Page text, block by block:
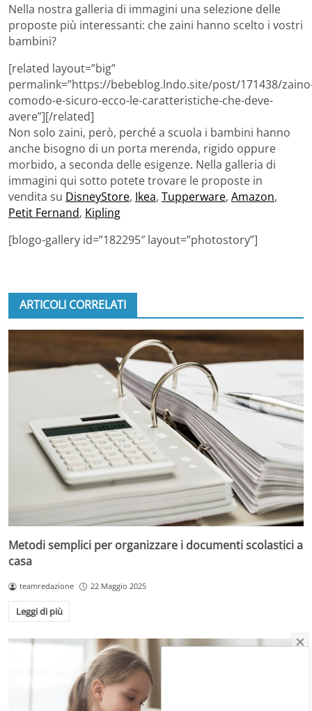
Nella nostra galleria di immagini una selezione delle
proposte più interessanti: che zaini hanno scelto i vostri
bambini?
[related layout=”big”
permalink=”https://bebeblog.lndo.site/post/171438/
comodo-e-sicuro-ecco-le-caratteristiche-che-deve-
avere”][/related]
Non solo zaini, però, perché a scuola i bambini hanno
anche bisogno di un porta merenda, rigido oppure
morbido, a seconda delle esigenze. Nella galleria di
immagini qui sotto potete trovare le proposte in
vendita su DisneyStore, Ikea, Tupperware, Amazon,
Petit Fernand, Kipling
[blogo-gallery id=”182295″ layout=”photostory”]
ARTICOLI CORRELATI
Metodi semplici per organizzare i documenti scolastici a
casa
teamredazione 22 Maggio 2025
Leggi di più